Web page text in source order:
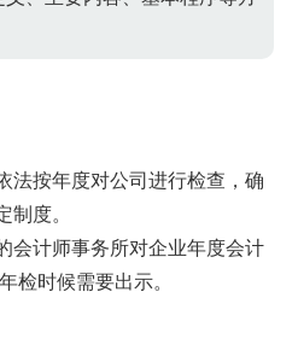
法按年度对公司进行检查，确
度。
会计师事务所对企业年度会计
检时候需要出示。